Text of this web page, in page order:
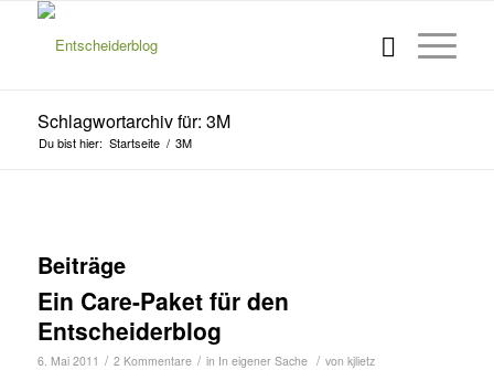
Schlagwortarchiv für: 3M
Du bist hier: Startseite / 3M
Beiträge
Ein Care-Paket für den
Entscheiderblog
6. Mai 2011 / 2 Kommentare / in In eigener Sache / von kjlietz